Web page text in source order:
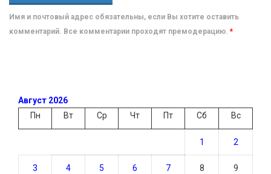
Имя и почтовый адрес обязательны, если Вы хотите оставить
комментарий. Все комментарии проходят премодерацию. *
Август 2026
Пн
Вт Ср Чт Пт Сб Вс
1 2
3 4 5 6 7 8 9